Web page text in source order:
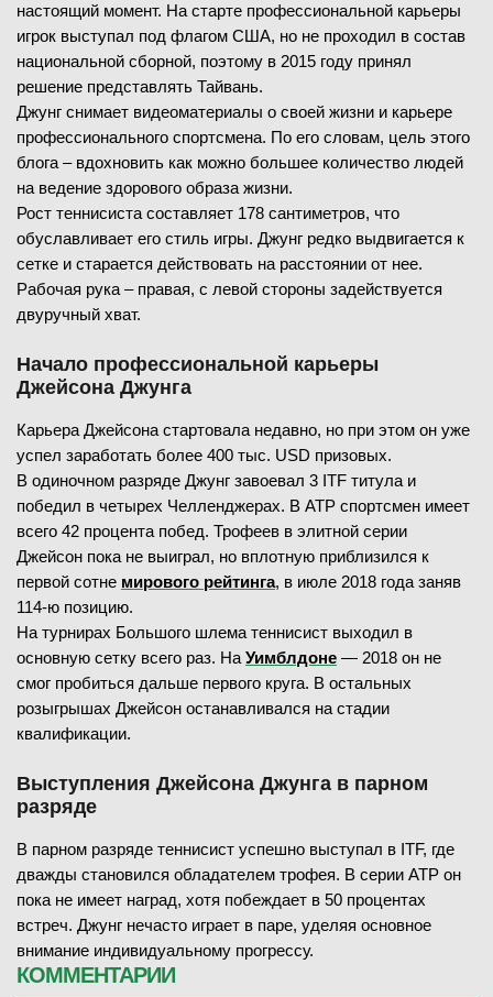
настоящий момент. На старте профессиональной карьеры
игрок выступал под флагом США, но не проходил в состав
национальной сборной, поэтому в 2015 году принял
решение представлять Тайвань.
Джунг снимает видеоматериалы о своей жизни и карьере
профессионального спортсмена. По его словам, цель этого
блога – вдохновить как можно большее количество людей
на ведение здорового образа жизни.
Рост теннисиста составляет 178 сантиметров, что
обуславливает его стиль игры. Джунг редко выдвигается к
сетке и старается действовать на расстоянии от нее.
Рабочая рука – правая, с левой стороны задействуется
двуручный хват.
Начало профессиональной карьеры
Джейсона Джунга
Карьера Джейсона стартовала недавно, но при этом он уже
успел заработать более 400 тыс. USD призовых.
В одиночном разряде Джунг завоевал 3 ITF титула и
победил в четырех Челленджерах. В ATP спортсмен имеет
всего 42 процента побед. Трофеев в элитной серии
Джейсон пока не выиграл, но вплотную приблизился к
первой сотне мирового рейтинга, в июле 2018 года заняв
114-ю позицию.
На турнирах Большого шлема теннисист выходил в
основную сетку всего раз. На Уимблдоне — 2018 он не
смог пробиться дальше первого круга. В остальных
розыгрышах Джейсон останавливался на стадии
квалификации.
Выступления Джейсона Джунга в парном
разряде
В парном разряде теннисист успешно выступал в ITF, где
дважды становился обладателем трофея. В серии ATP он
пока не имеет наград, хотя побеждает в 50 процентах
встреч. Джунг нечасто играет в паре, уделяя основное
внимание индивидуальному прогрессу.
КОММЕНТАРИИ